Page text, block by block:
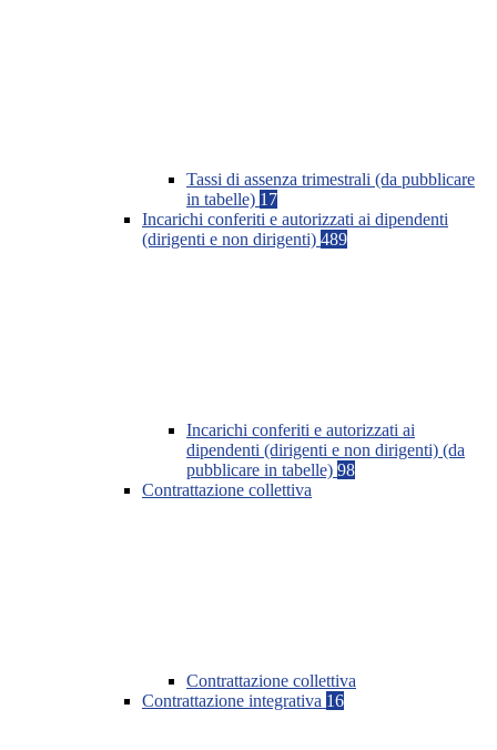
Tassi di assenza trimestrali (da pubblicare
in tabelle) 17
Incarichi conferiti e autorizzati ai dipendenti
(dirigenti e non dirigenti) 489
Incarichi conferiti e autorizzati ai
dipendenti (dirigenti e non dirigenti) (da
pubblicare in tabelle) 98
Contrattazione collettiva
Contrattazione collettiva
Contrattazione integrativa 16